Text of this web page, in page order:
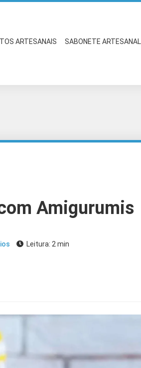
ARTESANAIS SABONETE ARTESANAL
Amigurumis
Leitura: 2 min